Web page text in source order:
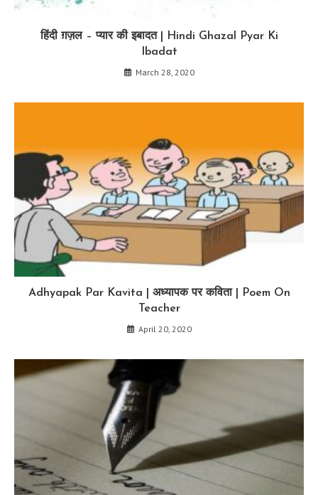
हिंदी ग़ज़ल – प्यार की इबादत | Hindi Ghazal Pyar Ki
Ibadat
March 28, 2020
Adhyapak Par Kavita | अध्यापक पर कविता | Poem On
Teacher
April 20, 2020